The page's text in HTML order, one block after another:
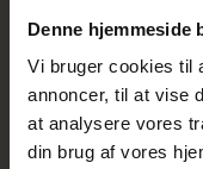
Denne hjemmeside
Vi bruger cookies til
annoncer, til at vise
at analysere vores
din brug af vores
TIL
HELE